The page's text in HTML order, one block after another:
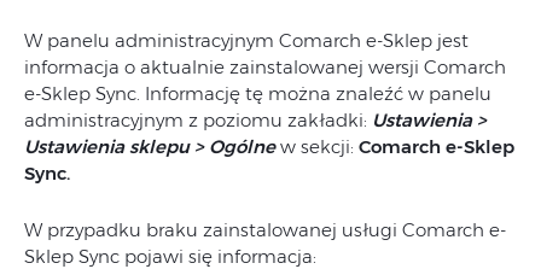
W panelu administracyjnym Comarch e-Sklep jest
informacja o aktualnie zainstalowanej wersji Comarch
e-Sklep Sync. Informację tę można znaleźć w panelu
administracyjnym z poziomu zakładki: Ustawienia >
Ustawienia sklepu > Ogólnew sekcji: Comarch e-Sklep
Sync.
W przypadku braku zainstalowanej usługi Comarch e-
Sklep Sync pojawi się informacja: